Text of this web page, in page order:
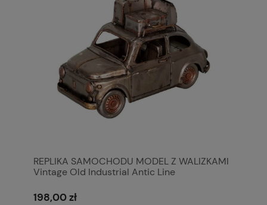
REPLIKA SAMOCHODU MODEL Z WALIZKAMI
Vintage Old Industrial Antic Line
198,00 zł